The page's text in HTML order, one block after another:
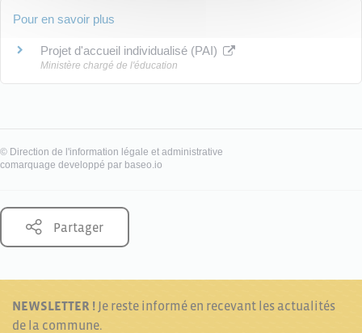
Pour en savoir plus
Projet d'accueil individualisé (PAI)
Ministère chargé de l'éducation
© Direction de l'information légale et administrative
comarquage developpé par baseo.io
Partager
NEWSLETTER ! Je reste informé en recevant les actualités
de la commune.